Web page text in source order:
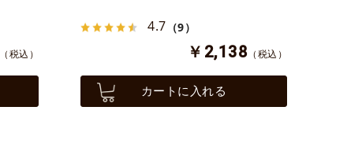
（税込）
4.7 （9）
￥2,138 （税込）
カートに入れる